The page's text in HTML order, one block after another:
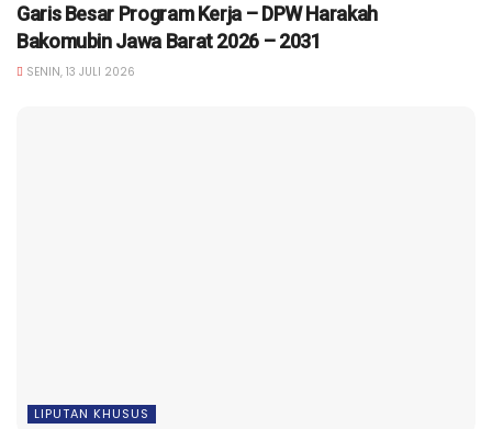
Garis Besar Program Kerja – DPW Harakah
Bakomubin Jawa Barat 2026 – 2031
SENIN, 13 JULI 2026
LIPUTAN KHUSUS